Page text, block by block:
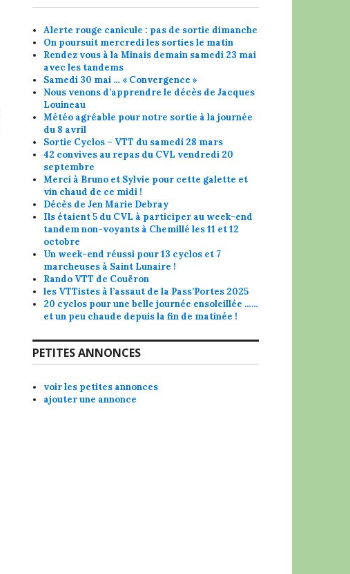
Alerte rouge canicule : pas de sortie dimanche
On poursuit mercredi les sorties le matin
Rendez vous à la Minais demain samedi 23 mai
avec les tandems
Samedi 30 mai … « Convergence »
Nous venons d’apprendre le décès de Jacques
Louineau
Météo agréable pour notre sortie à la journée
du 8 avril
Sortie Cyclos – VTT du samedi 28 mars
42 convives au repas du CVL vendredi 20
septembre
Merci à Bruno et Sylvie pour cette galette et
vin chaud de ce midi !
Décès de Jen Marie Debray
Ils étaient 5 du CVL à participer au week-end
tandem non-voyants à Chemillé les 11 et 12
octobre
Un week-end réussi pour 13 cyclos et 7
marcheuses à Saint Lunaire !
Rando VTT de Couëron
les VTTistes à l’assaut de la Pass’Portes 2025
20 cyclos pour une belle journée ensoleillée ……
et un peu chaude depuis la fin de matinée !
PETITES ANNONCES
voir les petites annonces
ajouter une annonce